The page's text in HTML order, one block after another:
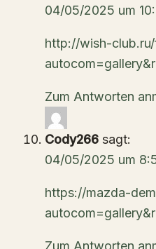
04/05/2025 um
http://wish-
Zum Antworten
Cody266 sagt:
04/05/2025 um
https://mazda-
Zum Antworten